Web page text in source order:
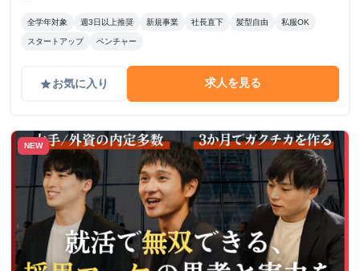
全学年対象 週3日以上推奨 新規事業 社長直下 髪型自由 私服OK
スタートアップ ベンチャー
gradeお気に入り 求人を見る
NEW